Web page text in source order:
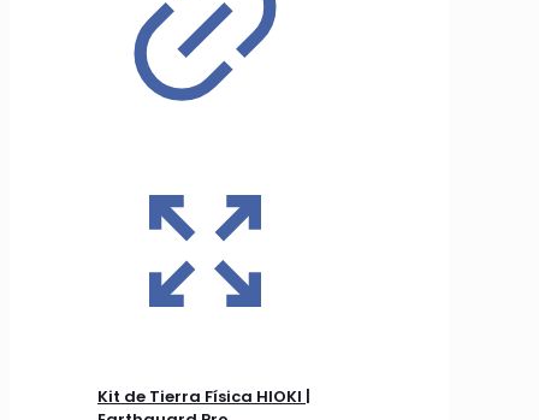
Kit de Tierra Física HIOKI |